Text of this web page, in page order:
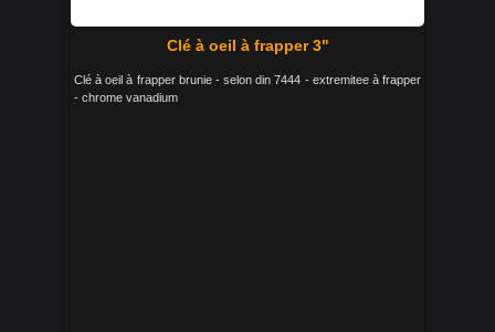
Clé à oeil à frapper 3"
Clé à oeil à frapper brunie - selon din 7444 - extremitee à frapper
- chrome vanadium